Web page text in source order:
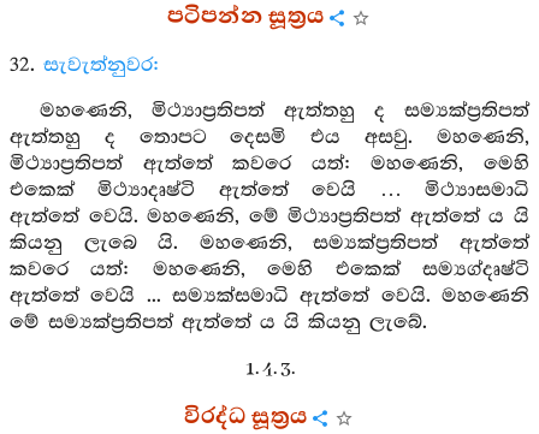
පටිපන්න සූත්‍රය
32. සැවැත්නුවර:
මහණෙනි, මිථ්‍යාප්‍රතිපත් ඇත්තහු ද සම්‍යක්ප්‍රතිපත්
ඇත්තහු ද තොපට දෙසමි එය අසවු. මහණෙනි,
මිථ්‍යාප්‍රතිපත් ඇත්තේ කවරෙ යත්: මහණෙනි, මෙහි
එකෙක් මිථ්‍යාදෘෂ්ටි ඇත්තේ වෙයි … මිථ්‍යාසමාධි
ඇත්තේ වෙයි. මහණෙනි, මේ මිථ්‍යාප්‍රතිපත් ඇත්තේ ය යි
කියනු ලැබෙ යි. මහණෙනි, සම්‍යක්ප්‍රතිපත් ඇත්තේ
කවරෙ යත්: මහණෙනි, මෙහි එකෙක් සම්‍යග්දෘෂ්ටි
ඇත්තේ වෙයි ... සම්‍යක්සමාධි ඇත්තේ වෙයි. මහණෙනි
මේ සම්‍යක්ප්‍රතිපත් ඇත්තේ ය යි කියනු ලැබේ.
1. 4. 3.
විරද්ධ සූත්‍රය